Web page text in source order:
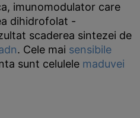
imunomodulator care
dihidrofolat -
scaderea sintezei de
. Cele mai sensibile
sunt celulele maduvei